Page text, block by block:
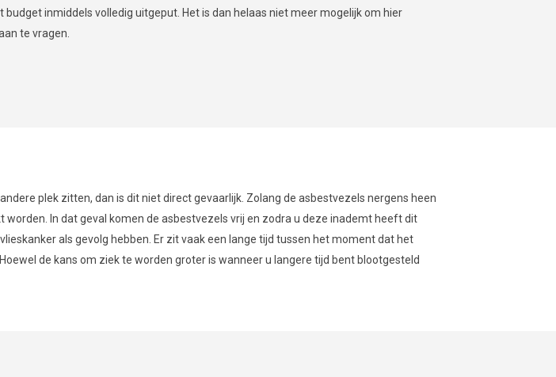
budget inmiddels volledig uitgeput. Het is dan helaas niet meer mogelijk om hier
te vragen.
plek zitten, dan is dit niet direct gevaarlijk. Zolang de asbestvezels nergens heen
In dat geval komen de asbestvezels vrij en zodra u deze inademt heeft dit
als gevolg hebben. Er zit vaak een lange tijd tussen het moment dat het
de kans om ziek te worden groter is wanneer u langere tijd bent blootgesteld